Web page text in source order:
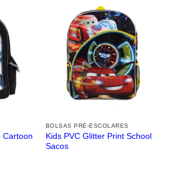
Cartoon
BOLSAS PRÉ-ESCOLARES
Kids PVC Glitter Print School
Sacos